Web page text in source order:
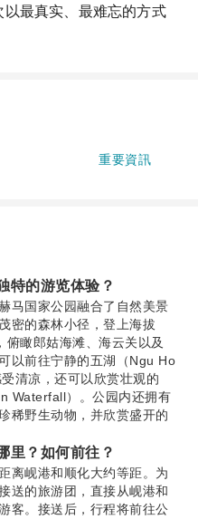
最真实、最难忘的方式
重要資訊
特的游览体验？
马国家公园融合了自然美景
密的森林小径，登上海拔
瞰郎姑海滩、海云关以及
以前往宁静的五湖（Ngu Ho
清凉，还可以欣赏壮观的
Waterfall）。公园内还拥有
稀野生动物，并欣赏盛开的
里？如何前往？
离岘港和顺化大约等距。为
送的旅游团，直接从岘港和
客。接送后，行程将前往公